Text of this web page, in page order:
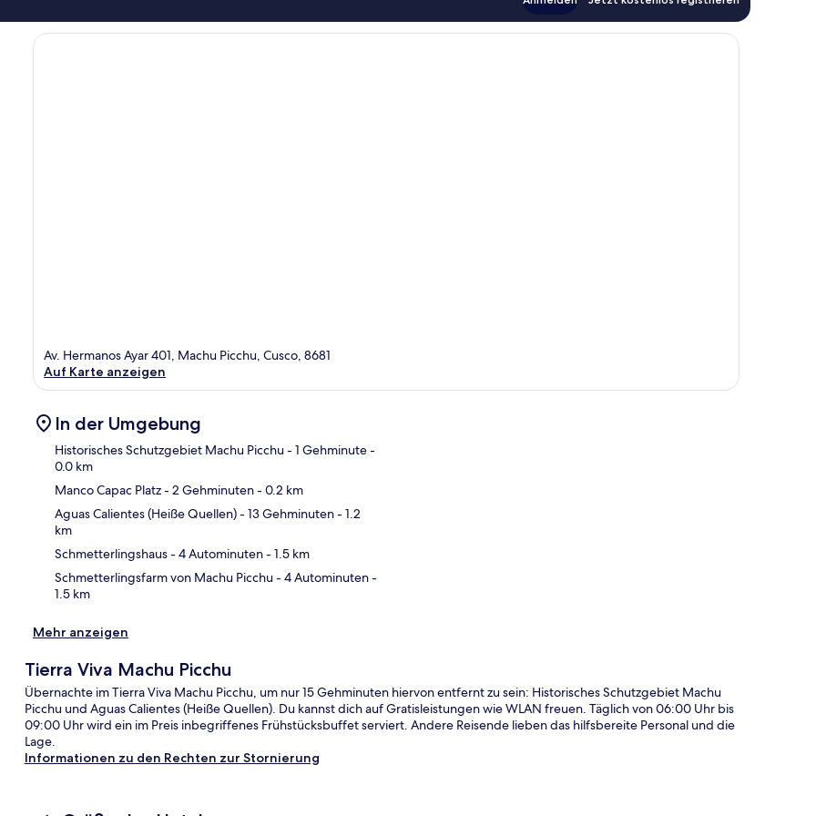
Av. Hermanos Ayar 401, Machu Picchu, Cusco, 8681
Auf Karte anzeigen
In der Umgebung
Historisches Schutzgebiet Machu Picchu- 1 Gehminute-
0.0 km
Manco Capac Platz- 2 Gehminuten- 0.2 km
Aguas Calientes (Heiße Quellen)- 13 Gehminuten- 1.2
km
Schmetterlingshaus- 4 Autominuten- 1.5 km
Schmetterlingsfarm von Machu Picchu- 4 Autominuten-
1.5 km
Mehr anzeigen
Tierra Viva Machu Picchu
Übernachte im Tierra Viva Machu Picchu, um nur 15 Gehminuten hiervon entfernt zu sein: Historisches Schutzgebiet Machu
Picchu und Aguas Calientes (Heiße Quellen). Du kannst dich auf Gratisleistungen wie WLAN freuen. Täglich von 06:00 Uhr bis
09:00 Uhr wird ein im Preis inbegriffenes Frühstücksbuffet serviert. Andere Reisende lieben das hilfsbereite Personal und die
Lage.
Informationen zu den Rechten zur Stornierung